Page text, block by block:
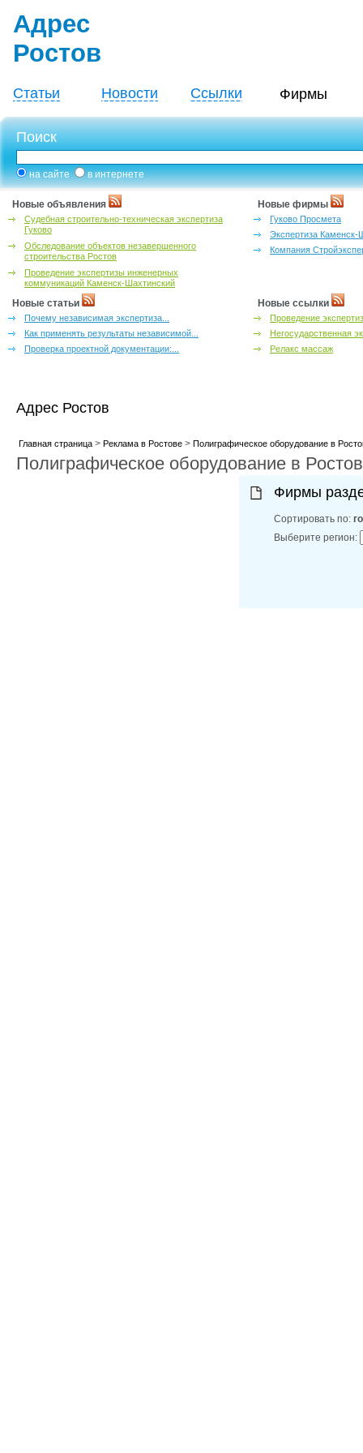
Адрес
Ростов
Статьи Новости Ссылки Фирмы
Поиск
на сайте в интернете
Новые объявления
Судебная строительно-техническая экспертиза
Гуково
Обследование объектов незавершенного
строительства Ростов
Проведение экспертизы инженерных
коммуникаций Каменск-Шахтинский
Новые фирмы
Гуково Просмета
Экспертиза Каменск-
Компания
Новые статьи
Почему независимая экспертиза...
Как применять результаты независимой...
Проверка проектной документации:...
Новые ссылки
Проведение
Негосударственная
Релакс массаж
Адрес Ростов
Главная страница> Реклама в Ростове> Полиграфическое оборудование в
Полиграфическое оборудование в
Фирмы
Сортировать по:
Выберите регион: